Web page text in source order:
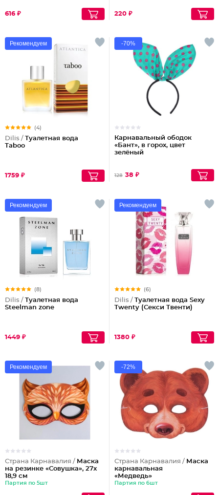
616 ₽ 220 ₽
Рекомендуем
(4)
Dilis / Туалетная вода
Taboo
1759 ₽
-70%
Карнавальный ободок
«Бант», в горох, цвет
зелёный
128 38 ₽
Рекомендуем
(8)
Dilis / Туалетная вода
Steelman zone
1449 ₽
Рекомендуем
(6)
Dilis / Туалетная вода Sexy
Twenty (Секси Твенти)
1380 ₽
Рекомендуем
Страна Карнавалия / Маска
на резинке «Совушка», 27х
18,9 см
Партия по 5шт
-72%
Страна Карнавалия / Маска
карнавальная
«Медведь»
Партия по 6шт